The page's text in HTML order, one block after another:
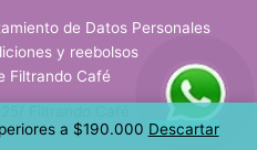
a $190.000 Descartar
de Datos Personales
y reebolsos
Filtrando Café